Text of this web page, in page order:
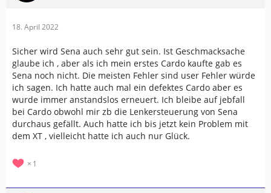
18. April 2022
Sicher wird Sena auch sehr gut sein. Ist Geschmacksache
glaube ich , aber als ich mein erstes Cardo kaufte gab es
Sena noch nicht. Die meisten Fehler sind user Fehler würde
ich sagen. Ich hatte auch mal ein defektes Cardo aber es
wurde immer anstandslos erneuert. Ich bleibe auf jebfall
bei Cardo obwohl mir zb die Lenkersteuerung von Sena
durchaus gefällt. Auch hatte ich bis jetzt kein Problem mit
dem XT , vielleicht hatte ich auch nur Glück.
1